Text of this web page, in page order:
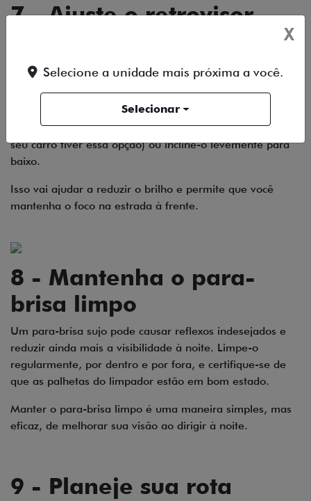
7 - Ajuste o retrovisor
ofuscamento
Os faróis altos dos carros que vêm atrás podem ofuscar
sua visão pelo retrovisor. Para evitar isso, ajuste o
espelho retrovisor interno para a posição noturna (se o
seu carro tiver essa opção) ou incline-o levemente para
baixo.
Isso vai ajudar a reduzir o brilho e permite que você
mantenha o foco na estrada à frente.
8 - Mantenha o para-
brisa limpo
Um para-brisa sujo pode causar reflexos indesejados e
reduzir ainda mais a visibilidade à noite. Limpe-o
regularmente, por dentro e por fora, e certifique-se de
que as palhetas do limpador estão em bom estado.
Manter o para-brisa limpo é uma maneira simples, mas
eficaz, de melhorar sua visão ao dirigir à noite.
9 - Planeje sua rota
X
Selecione a unidade mais próxima a você.
Selecionar